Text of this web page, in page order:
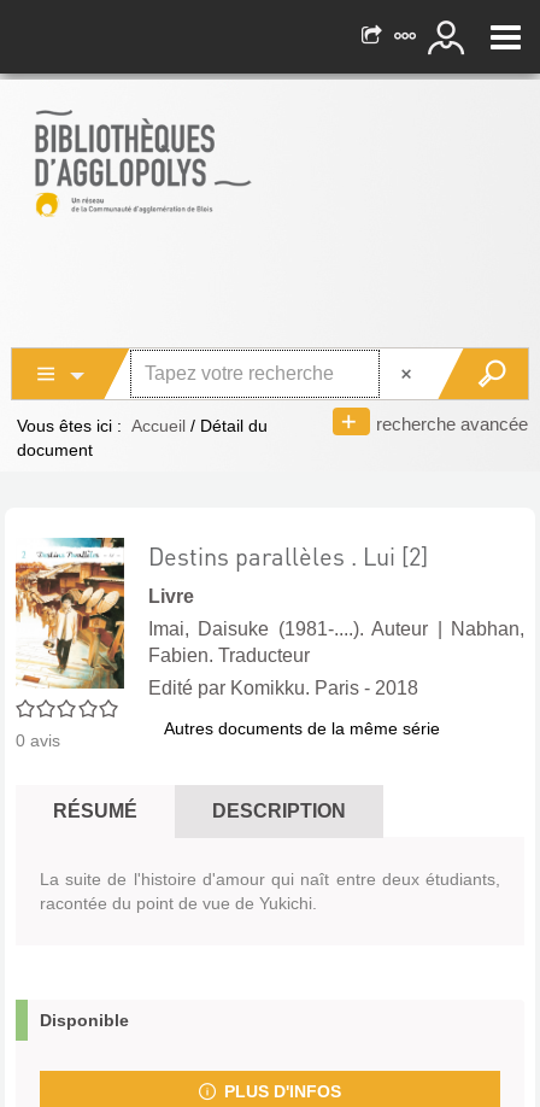
recherche avancée
Vous êtes ici : Accueil / Détail du
document
0/5
0 avis
Destins parallèles . Lui [2]
Livre
Imai, Daisuke (1981-....). Auteur
Nabhan,
Fabien. Traducteur
Edité par Komikku. Paris - 2018
Autres documents de la même série
RÉSUMÉ DESCRIPTION
La suite de l'histoire d'amour qui naît entre deux étudiants,
racontée du point de vue de Yukichi.
Disponible
PLUS D'INFOS